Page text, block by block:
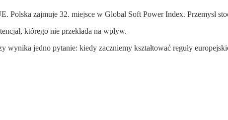
Polska zajmuje 32. miejsce w Global Soft Power Index. Przemysł
którego nie przekłada na wpływ.
wynika jedno pytanie: kiedy zaczniemy kształtować reguły